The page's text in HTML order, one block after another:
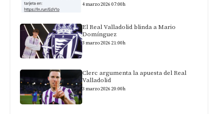
4 marzo 2026 07:00h
El Real Valladolid blinda a Mario
Domínguez
3 marzo 2026 21:00h
Clerc argumenta la apuesta del Real
Valladolid
3 marzo 2026 20:00h